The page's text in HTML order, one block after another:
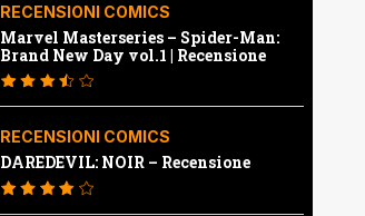
RECENSIONI COMICS
Marvel Masterseries – Spider-Man:
Brand New Day vol.1 | Recensione
RECENSIONI COMICS
DAREDEVIL: NOIR – Recensione